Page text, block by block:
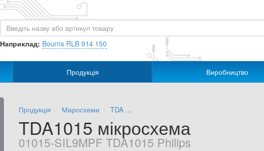
Наприклад: Bourns RLB 914 150
Продукція Виробництво
Продукція Мікросхеми TDA ...
TDA1015 мікросхема
01015-SIL9MPF TDA1015 Philips